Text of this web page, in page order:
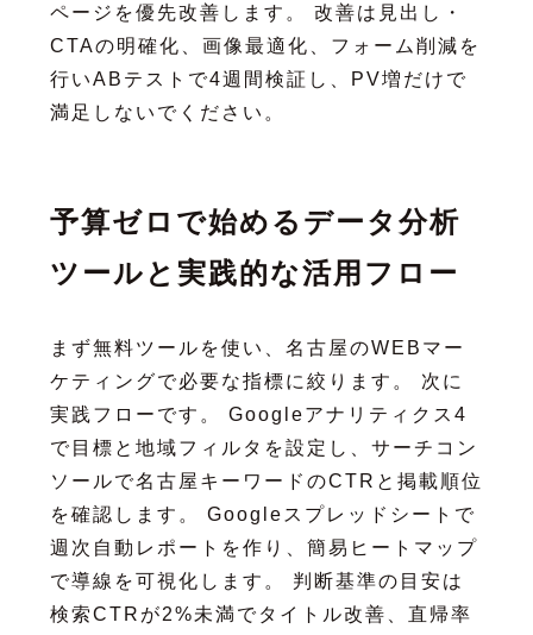
ページを優先改善します。 改善は見出し・
CTAの明確化、画像最適化、フォーム削減を
行いABテストで4週間検証し、PV増だけで
満足しないでください。
予算ゼロで始めるデータ分析
ツールと実践的な活用フロー
まず無料ツールを使い、名古屋のWEBマー
ケティングで必要な指標に絞ります。 次に
実践フローです。 Googleアナリティクス4
で目標と地域フィルタを設定し、サーチコン
ソールで名古屋キーワードのCTRと掲載順位
を確認します。 Googleスプレッドシートで
週次自動レポートを作り、簡易ヒートマップ
で導線を可視化します。 判断基準の目安は
検索CTRが2%未満でタイトル改善、直帰率